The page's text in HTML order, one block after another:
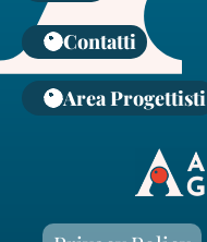
Contatti
Area Progettisti